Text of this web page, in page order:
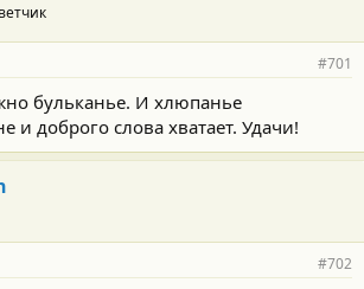
#701
бульканье. И хлюпанье
и доброго слова хватает. Удачи!
#702